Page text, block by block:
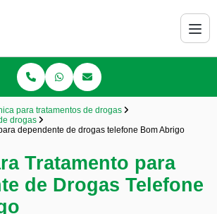
para tratamentos de drogas
drogas
dependente de drogas telefone Bom Abrigo
Tratamento para
de Drogas Telefone